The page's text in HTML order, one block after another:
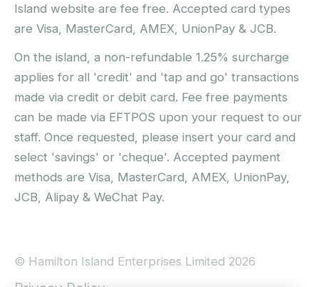
Island website are fee free. Accepted card types
are Visa, MasterCard, AMEX, UnionPay & JCB.
On the island, a non-refundable 1.25% surcharge
applies for all 'credit' and 'tap and go' transactions
made via credit or debit card. Fee free payments
can be made via EFTPOS upon your request to our
staff. Once requested, please insert your card and
select 'savings' or 'cheque'. Accepted payment
methods are Visa, MasterCard, AMEX, UnionPay,
JCB, Alipay & WeChat Pay.
© Hamilton Island Enterprises Limited 2026